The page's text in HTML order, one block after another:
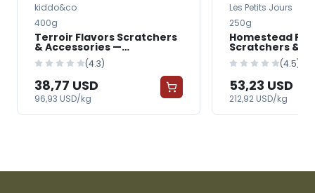
kiddo&co
400g
Terroir Flavors Scratchers
& Accessories —
FreshGrocer
(4.3)
38,77 USD
96,93 USD/kg
Les Petits Jours
250g
Homestead
Scratchers &
— FreshGrocer
(4.5)
53,23 USD
212,92 USD/kg